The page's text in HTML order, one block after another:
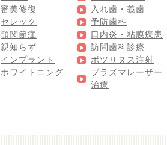
審美修復
セレック
顎関節症
親知らず
インプラント
ホワイトニング
入れ歯・義歯
予防歯科
口内炎・粘膜疾患
訪問歯科診療
ボツリヌス注射
プラズマレーザー
治療